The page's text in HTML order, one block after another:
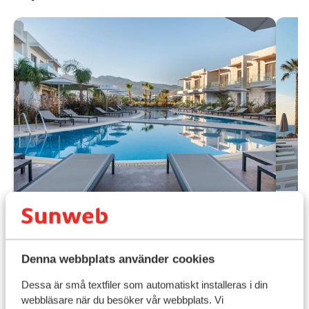
Denna webbplats använder cookies
Dessa är små textfiler som automatiskt installeras i din
webbläsare när du besöker vår webbplats. Vi
Oneiro Boutique - endast
vuxna
Grekland
Endast vuxna 16+
Vackert hotell i stadens centrum